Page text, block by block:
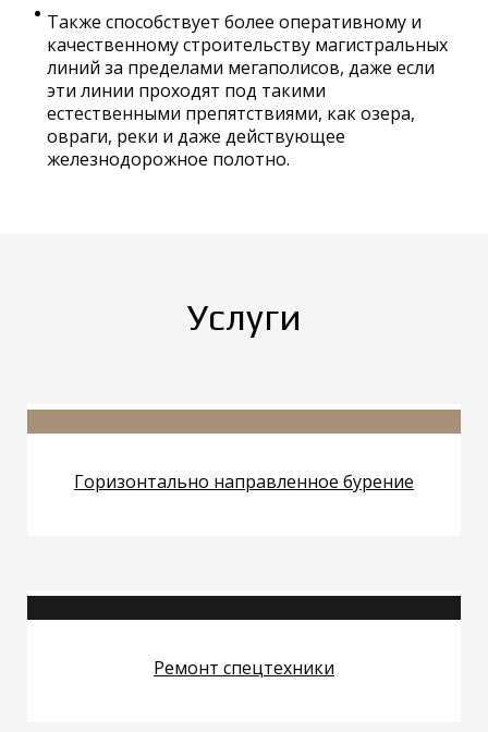
Также способствует более оперативному и
качественному строительству магистральных
линий за пределами мегаполисов, даже если
эти линии проходят под такими
естественными препятствиями, как озера,
овраги, реки и даже действующее
железнодорожное полотно.
Услуги
Горизонтально направленное бурение
Ремонт спецтехники